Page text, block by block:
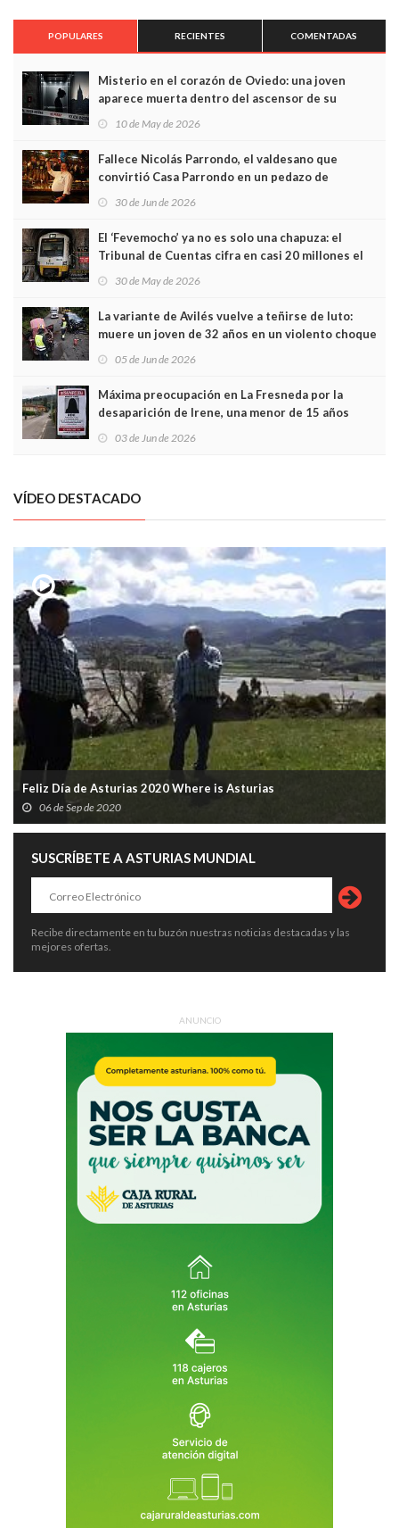
POPULARES RECIENTES COMENTADAS
Misterio en el corazón de Oviedo: una joven
aparece muerta dentro del ascensor de su
edificio y las cámaras captan sus últimos minutos
10 de May de 2026
Fallece Nicolás Parrondo, el valdesano que
convirtió Casa Parrondo en un pedazo de
Asturias en Madrid
30 de Jun de 2026
El ‘Fevemocho’ ya no es solo una chapuza: el
Tribunal de Cuentas cifra en casi 20 millones el
sobrecoste de los trenes que no cabían por los
30 de May de 2026
La variante de Avilés vuelve a teñirse de luto:
muere un joven de 32 años en un violento choque
frontal
05 de Jun de 2026
Máxima preocupación en La Fresneda por la
desaparición de Irene, una menor de 15 años
03 de Jun de 2026
VÍDEO DESTACADO
Feliz Día de Asturias 2020 Where is Asturias
06 de Sep de 2020
SUSCRÍBETE A ASTURIAS MUNDIAL
Recibe directamente en tu buzón nuestras noticias destacadas y las
mejores ofertas.
ANUNCIO